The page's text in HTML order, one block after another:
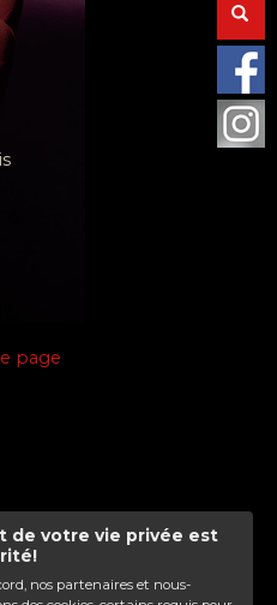
de votre vie privée est
nos partenaires et nous-
page